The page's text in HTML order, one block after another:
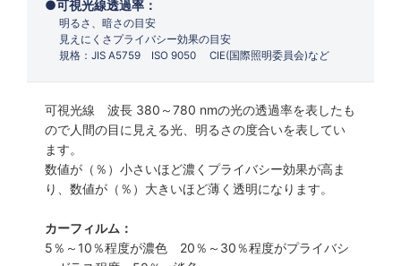
可視光線透過率：
明るさ、暗さの目安
見えにくさプライバシー効果の目安
規格：JIS A5759 ISO 9050 CIE(国際照明委員会)など
可視光線 波長 380～780 nmの光の透過率を表したも
ので人間の目に見える光、明るさの度合いを表してい
ます。
数値が（％）小さいほど濃くプライバシー効果が高ま
り、数値が（％）大きいほど薄く透明になります。
カーフィルム：
5％～10％程度が濃色 20％～30％程度がプライバシ